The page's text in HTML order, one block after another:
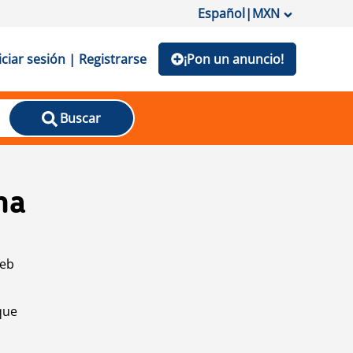
Español|MXN
sesión | Registrarse ¡Pon un anuncio!
Buscar